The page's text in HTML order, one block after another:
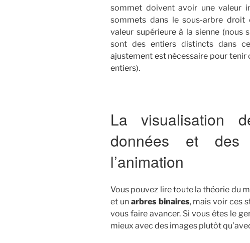
sommet doivent avoir une valeur
sommets dans le sous-arbre droit
valeur supérieure à la sienne (nous
sont des entiers distincts dans
ajustement est nécessaire pour
entiers).
La visualisation
données et des
l’animation
Vous pouvez lire toute la théorie du
et un arbres binaires, mais voir ces
vous faire avancer. Si vous êtes le
mieux avec des images plutôt